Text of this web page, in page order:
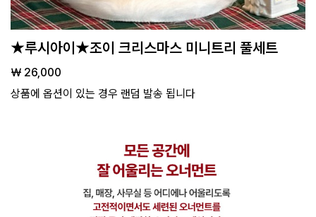
★루시아이★조이 크리스마스 미니트리 풀세트
￦ 26,000
상품에 옵션이 있는 경우 랜덤 발송 됩니다